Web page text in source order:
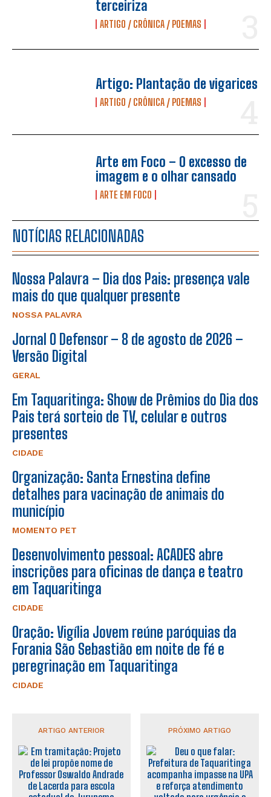
terceiriza
ARTIGO / CRÔNICA / POEMAS
Artigo: Plantação de vigarices
ARTIGO / CRÔNICA / POEMAS
Arte em Foco – O excesso de
imagem e o olhar cansado
ARTE EM FOCO
NOTÍCIAS RELACIONADAS
Nossa Palavra – Dia dos Pais: presença vale
mais do que qualquer presente
NOSSA PALAVRA
Jornal O Defensor – 8 de agosto de 2026 –
Versão Digital
GERAL
Em Taquaritinga: Show de Prêmios do Dia dos
Pais terá sorteio de TV, celular e outros
presentes
CIDADE
Organização: Santa Ernestina define
detalhes para vacinação de animais do
município
MOMENTO PET
Desenvolvimento pessoal: ACADES abre
inscrições para oficinas de dança e teatro
em Taquaritinga
CIDADE
Oração: Vigília Jovem reúne paróquias da
Forania São Sebastião em noite de fé e
peregrinação em Taquaritinga
CIDADE
ARTIGO ANTERIOR PRÓXIMO ARTIGO